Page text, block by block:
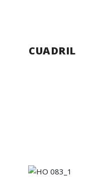
CUADRIL